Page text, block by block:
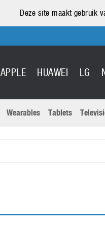
Deze site maakt gebruik
APPLE HUAWEI LG
Nikon
Wearables Tablets